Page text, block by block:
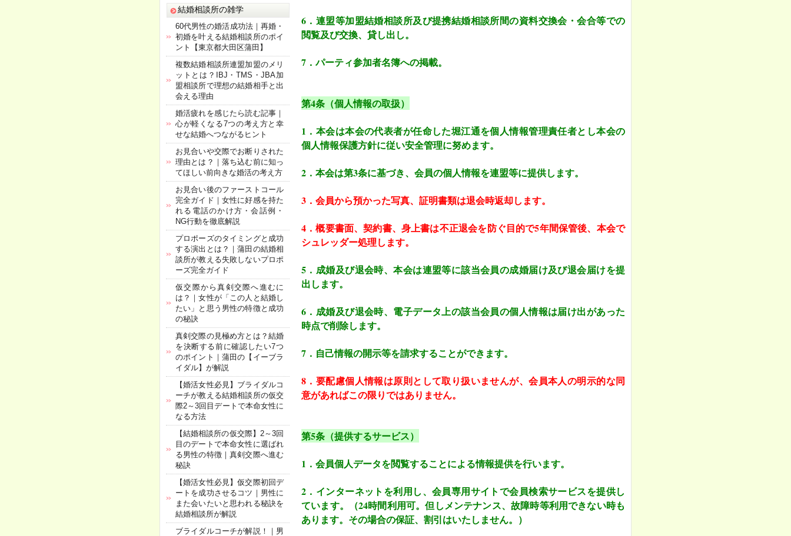
6 ．連盟等加盟結婚相談所及び提携結婚相談所間の資料交換会・会合等での
閲覧及び交換、貸し出し。
7 ．パーティ参加者名簿への掲載。
第4条（個人情報の取扱）
1 ．本会は本会の代表者が任命した堀江通を個人情報管理責任者とし本会の
個人情報保護方針に従い安全管理に努めます。
2 ．本会は第3条に基づき、会員の個人情報を連盟等に提供します。
3 ．会員から預かった写真、証明書類は退会時返却します。
4 ．概要書面、契約書、身上書は不正退会を防ぐ目的で5年間保管後、本会で
シュレッダー処理します。
5 ．成婚及び退会時、本会は連盟等に該当会員の成婚届け及び退会届けを提
出します。
6 ．成婚及び退会時、電子データ上の該当会員の個人情報は届け出があった
時点で削除します。
7 ．自己情報の開示等を請求することができます。
8 ．要配慮個人情報は原則として取り扱いませんが、会員本人の明示的な同
意があればこの限りではありません。
第5条（提供するサービス）
1 ．会員個人データを閲覧することによる情報提供を行います。
2 ．インターネットを利用し、会員専用サイトで会員検索サービスを提供し
ています。（24時間利用可。但しメンテナンス、故障時等利用できない時も
あります。その場合の保証、割引はいたしません。）
結婚相談所の雑学
60代男性の婚活成功法｜再婚・
初婚を叶える結婚相談所のポイ
ント【東京都大田区蒲田】
複数結婚相談所連盟加盟のメリ
ットとは？IBJ・TMS・JBA加
盟相談所で理想の結婚相手と出
会える理由
婚活疲れを感じたら読む記事｜
心が軽くなる7つの考え方と幸
せな結婚へつながるヒント
お見合いや交際でお断りされた
理由とは？｜落ち込む前に知っ
てほしい前向きな婚活の考え方
お見合い後のファーストコール
完全ガイド｜女性に好感を持た
れる電話のかけ方・会話例・
NG行動を徹底解説
プロポーズのタイミングと成功
する演出とは？｜蒲田の結婚相
談所が教える失敗しないプロポ
ーズ完全ガイド
仮交際から真剣交際へ進むに
は？｜女性が「この人と結婚し
たい」と思う男性の特徴と成功
の秘訣
真剣交際の見極め方とは？結婚
を決断する前に確認したい7つ
のポイント｜蒲田の【イーブラ
イダル】が解説
【婚活女性必見】ブライダルコ
ーチが教える結婚相談所の仮交
際2～3回目デートで本命女性に
なる方法
【結婚相談所の仮交際】2～3回
目のデートで本命女性に選ばれ
る男性の特徴｜真剣交際へ進む
秘訣
【婚活女性必見】仮交際初回デ
ートを成功させるコツ｜男性に
また会いたいと思われる秘訣を
結婚相談所が解説
ブライダルコーチが解説！｜男